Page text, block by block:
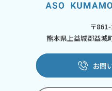
〒
熊本県上益城郡益城
お問